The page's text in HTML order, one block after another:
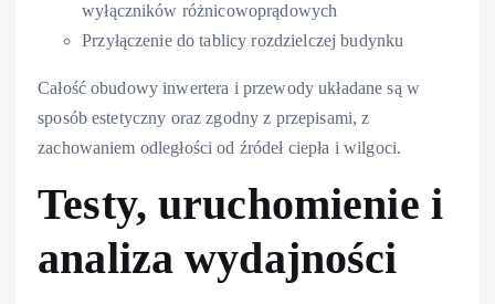
wyłączników różnicowoprądowych
Przyłączenie do tablicy rozdzielczej budynku
Całość obudowy inwertera i przewody układane są w
sposób estetyczny oraz zgodny z przepisami, z
zachowaniem odległości od źródeł ciepła i wilgoci.
Testy, uruchomienie i
analiza wydajności